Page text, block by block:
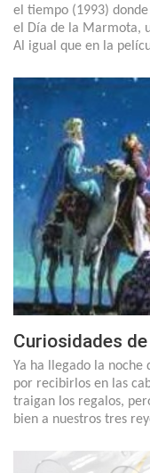
el tiempo (1993)
el Día de la Marmota,
Al igual que en la
Curiosidades
Ya ha llegado la noche
por recibirlos en las
traigan los regalos,
bien a nuestros tres